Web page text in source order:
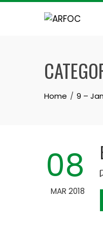
Skip
Home 9 –
08
MAR 2018